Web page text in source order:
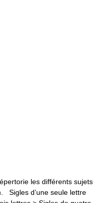
les différents sujets
Sigles d’une seule lettre